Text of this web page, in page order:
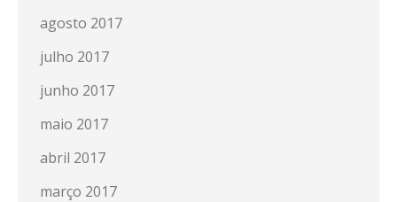
agosto 2017
julho 2017
junho 2017
maio 2017
abril 2017
março 2017